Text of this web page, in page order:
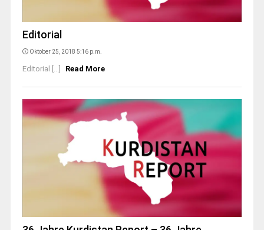
Editorial
Oktober 25, 2018 5:16 p.m.
Editorial [...] Read More